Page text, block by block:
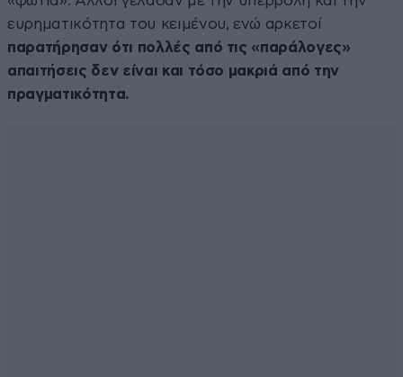
ευρηματικότητα του κειμένου, ενώ αρκετοί
παρατήρησαν ότι πολλές από τις «παράλογες»
απαιτήσεις δεν είναι και τόσο μακριά από την
πραγματικότητα.